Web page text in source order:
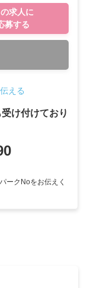
求人に
募する
える
け付けており
ークNoをお伝えく